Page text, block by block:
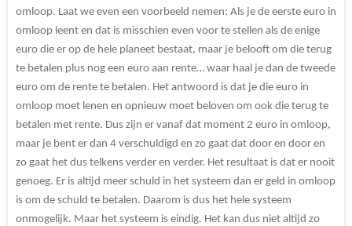
omloop. Laat we even een voorbeeld nemen: Als je de eerste euro in
omloop leent en dat is misschien even voor te stellen als de enige
euro die er op de hele planeet bestaat, maar je belooft om die terug
te betalen plus nog een euro aan rente… waar haal je dan de tweede
euro om de rente te betalen. Het antwoord is dat je die euro in
omloop moet lenen en opnieuw moet beloven om ook die terug te
betalen met rente. Dus zijn er vanaf dat moment 2 euro in omloop,
maar je bent er dan 4 verschuldigd en zo gaat dat door en door en
zo gaat het dus telkens verder en verder. Het resultaat is dat er nooit
genoeg. Er is altijd meer schuld in het systeem dan er geld in omloop
is om de schuld te betalen. Daarom is dus het hele systeem
onmogelijk. Maar het systeem is eindig. Het kan dus niet altijd zo